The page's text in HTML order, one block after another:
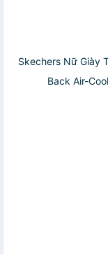
Skechers Nữ Giày
Back Air-